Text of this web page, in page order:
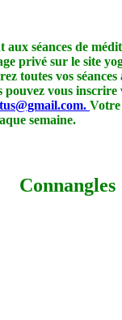
aux séances de
privé sur le site
toutes vos séances
pouvez vous inscrire
Votre
semaine.
Connangles